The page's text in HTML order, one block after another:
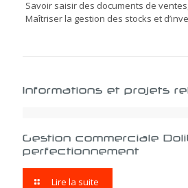
Savoir saisir des documents de
Maîtriser la gestion des stocks et
Informations et projets
Gestion commerciale
perfectionnement
Lire la suite